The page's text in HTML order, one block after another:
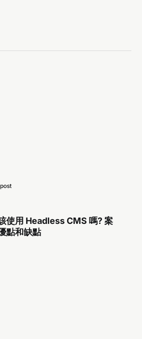
使用 Headless CMS 嗎? 案
點和缺點